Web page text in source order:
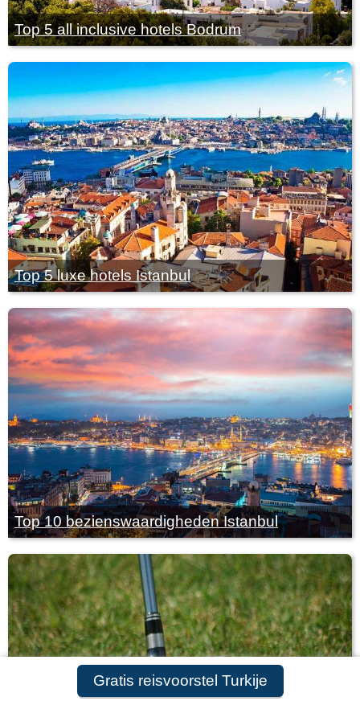
Gratis reisvoorstel Turkije
Top 5 all inclusive hotels Bodrum
Top 5 luxe hotels Istanbul
Top 10 bezienswaardigheden Istanbul